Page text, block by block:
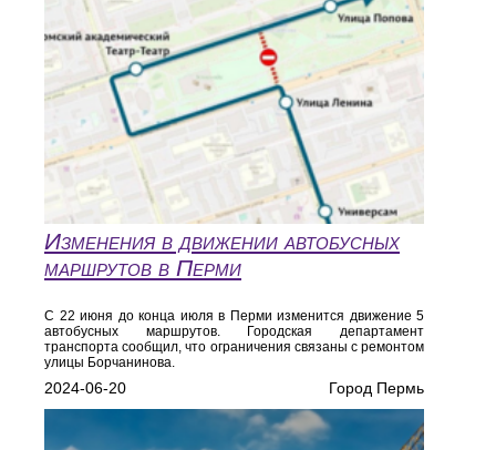
Изменения в движении автобусных
маршрутов в Перми
С 22 июня до конца июля в Перми изменится движение 5
автобусных маршрутов. Городская департамент
транспорта сообщил, что ограничения связаны с ремонтом
улицы Борчанинова.
2024-06-20 Город Пермь